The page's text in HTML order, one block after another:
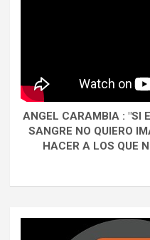
ANGEL CARAMBIA : "SI
SANGRE NO QUIERO
HACER A LOS QUE